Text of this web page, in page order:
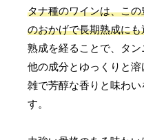
タナ種のワインは、こ
のおかげで長期熟成に
熟成を経ることで、タ
他の成分とゆっくりと
雑で芳醇な香りと味わ
す。